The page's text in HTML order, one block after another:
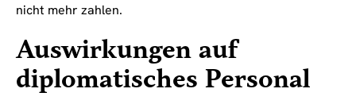
nicht mehr zahlen.
Auswirkungen auf
diplomatisches Personal